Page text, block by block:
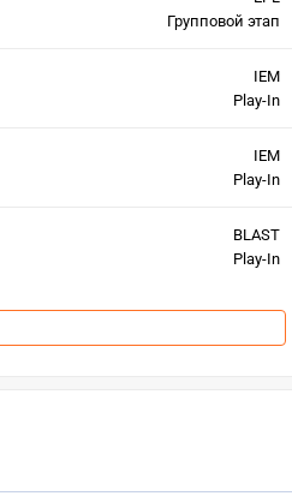
Групповой этап
IEM
Play-In
IEM
Play-In
BLAST
Play-In